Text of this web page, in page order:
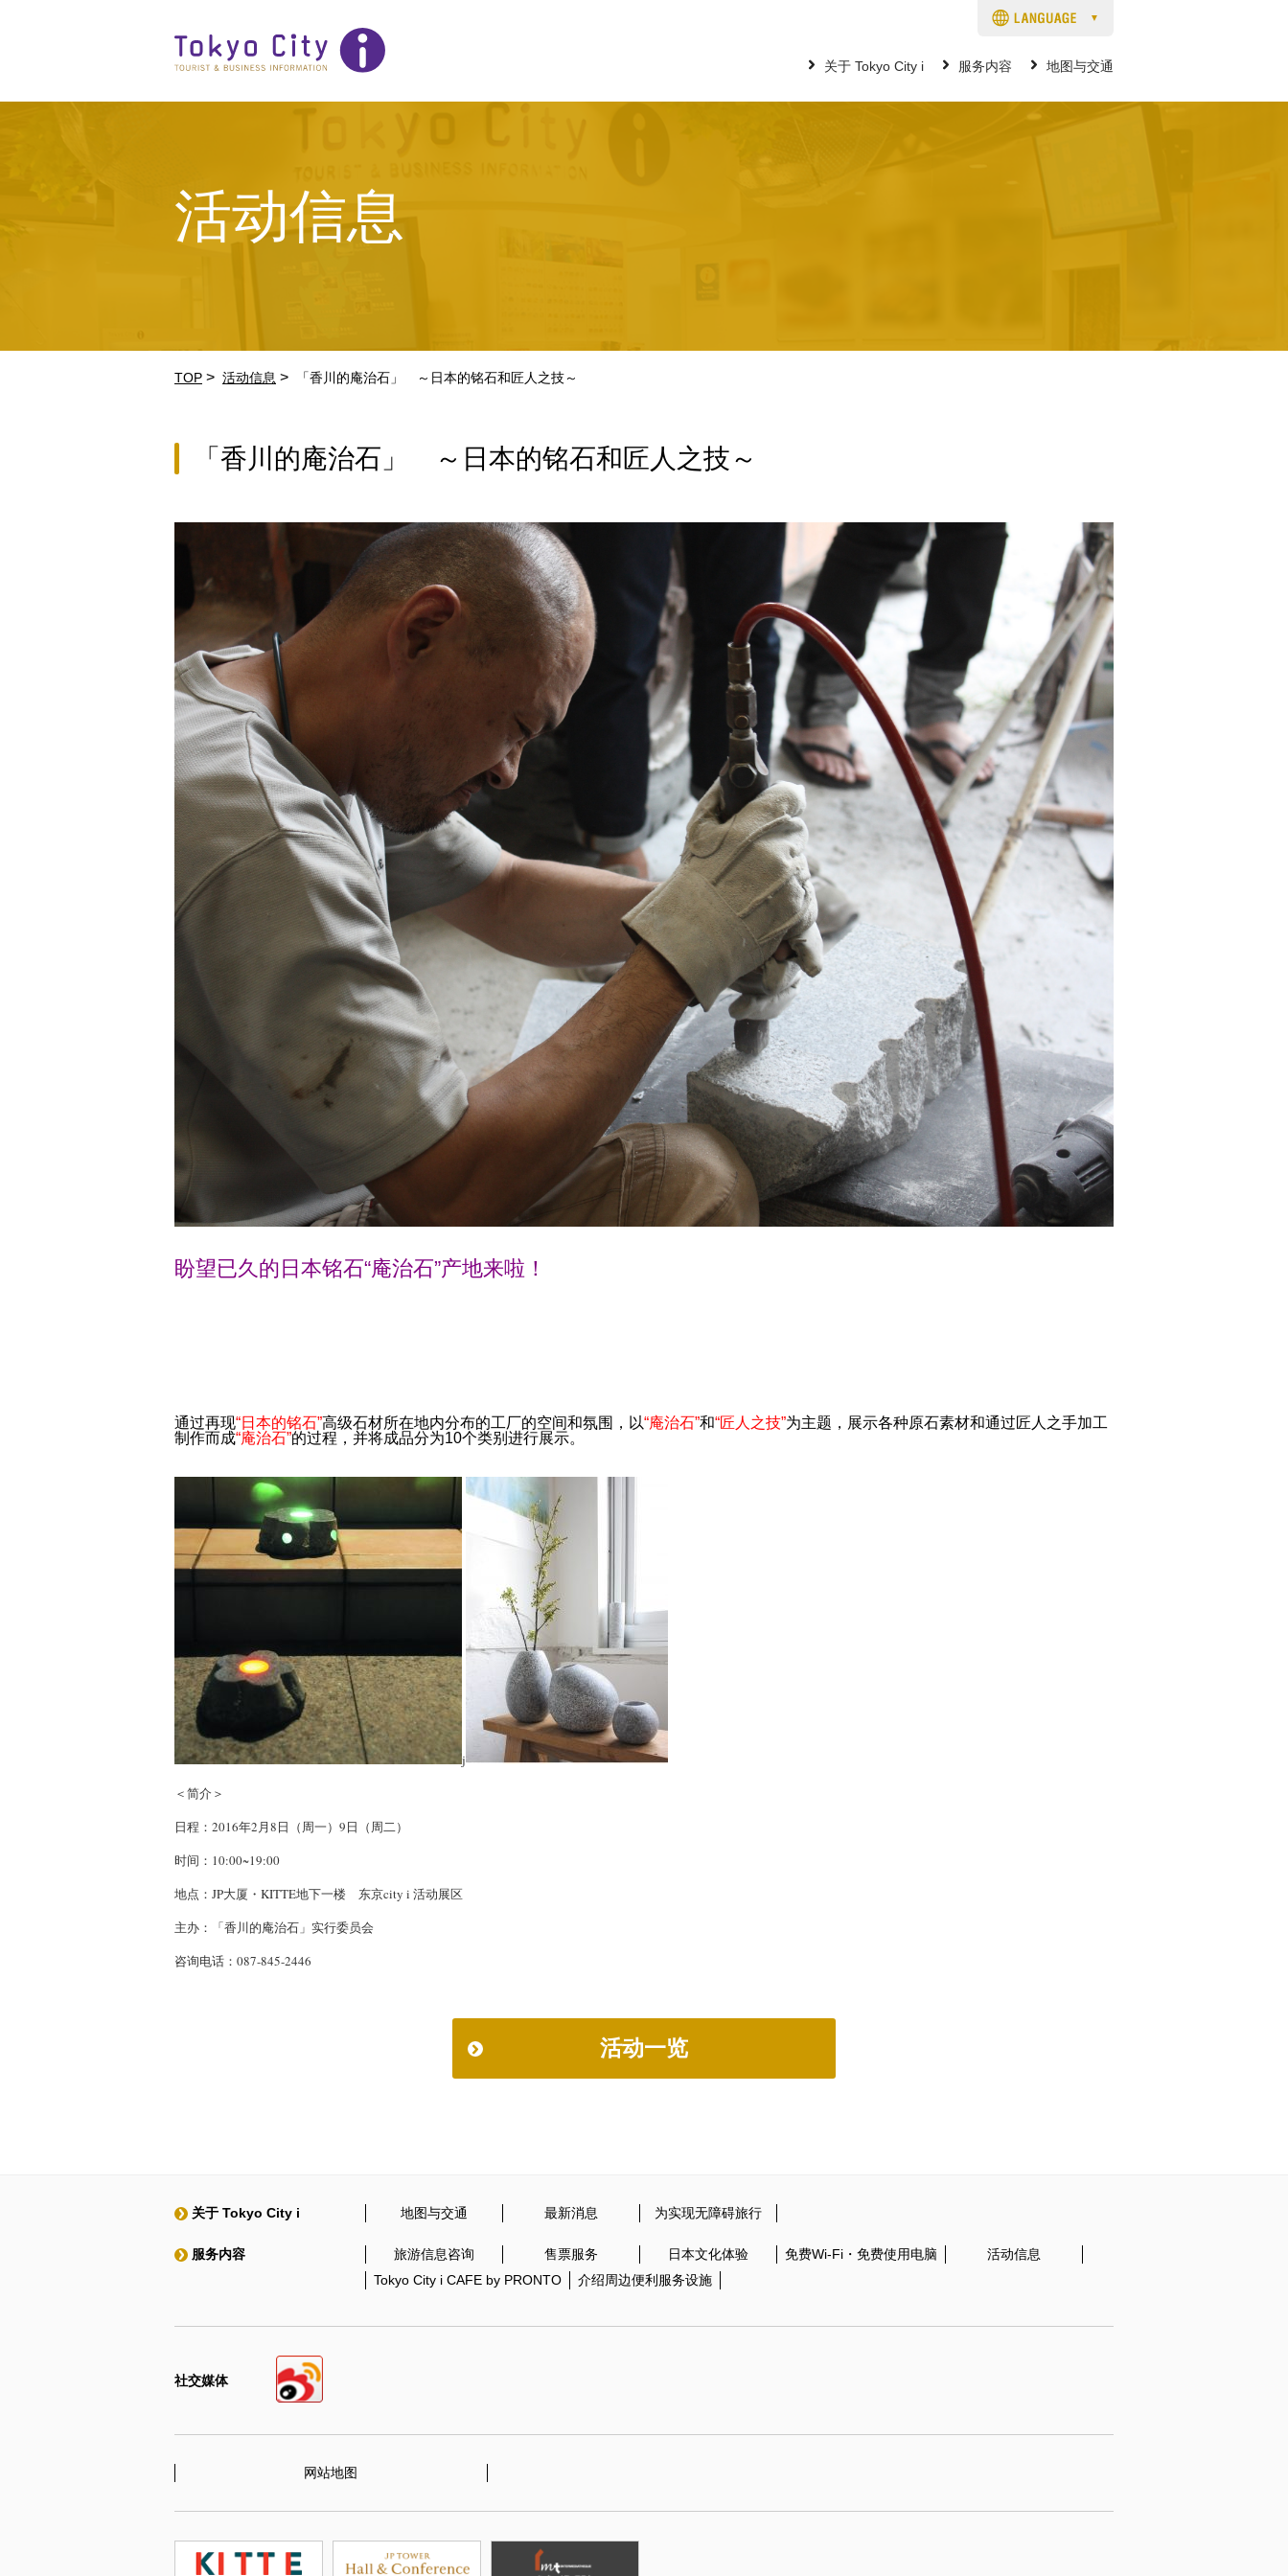
关于 Tokyo City i 服务内容 地图与交通
活动信息
TOP > 活动信息 > 「香川的庵治石」 ～日本的铭石和匠人之技～
「香川的庵治石」 ～日本的铭石和匠人之技～
盼望已久的日本铭石“庵治石”产地来啦！
通过再现“日本的铭石”高级石材所在地内分布的工厂的空间和氛围，以“庵治石”和“匠人之技”为主题，展示各种原石素材和通过匠人之手加工
制作而成“庵治石”的过程，并将成品分为10个类别进行展示。
j
＜简介＞
日程：2016年2月8日（周一）9日（周二）
时间：10:00~19:00
地点：JP大厦・KITTE地下一楼 东京city i 活动展区
主办：「香川的庵治石」实行委员会
咨询电话：087-845-2446
活动一览
关于 Tokyo City i 地图与交通 最新消息 为实现无障碍旅行
服务内容 旅游信息咨询 售票服务 日本文化体验 免费Wi-Fi・免费使用电脑
活动信息
Tokyo City i CAFE by PRONTO
介绍周边便利服务设施
社交媒体
网站地图